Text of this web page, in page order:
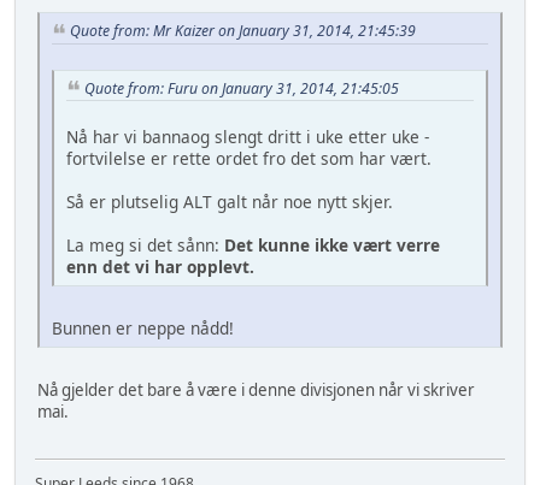
Quote from: Mr Kaizer on January 31, 2014, 21:45:39
Quote from: Furu on January 31, 2014, 21:45:05
Nå har vi bannaog slengt dritt i uke etter uke -
fortvilelse er rette ordet fro det som har vært.
Så er plutselig ALT galt når noe nytt skjer.
La meg si det sånn: Det kunne ikke vært verre
enn det vi har opplevt.
Bunnen er neppe nådd!
Nå gjelder det bare å være i denne divisjonen når vi skriver
mai.